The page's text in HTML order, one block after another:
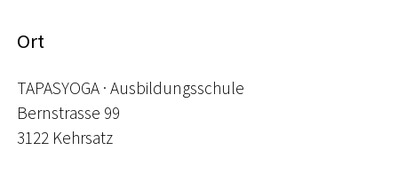
Ort
TAPASYOGA · Ausbildungsschule
Bernstrasse 99
3122 Kehrsatz